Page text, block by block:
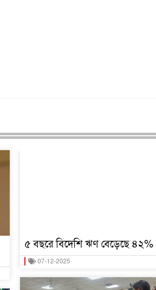
৫ বছরে বিদেশি ঋণ বেড়েছে ৪২%
07-12-2025